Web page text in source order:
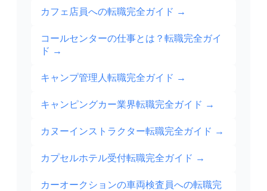
カフェ店員への転職完全ガイド →
コールセンターの仕事とは？転職完全ガイ
ド →
キャンプ管理人転職完全ガイド →
キャンピングカー業界転職完全ガイド →
カヌーインストラクター転職完全ガイド →
カプセルホテル受付転職完全ガイド →
カーオークションの車両検査員への転職完